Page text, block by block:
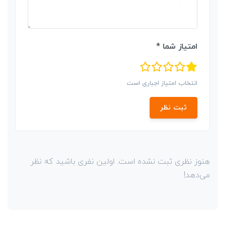
امتیاز شما *
انتخاب امتیاز اجباری است
ثبت نظر
هنوز نظری ثبت نشده است. اولین نفری باشید که نظر
می‌دهد!